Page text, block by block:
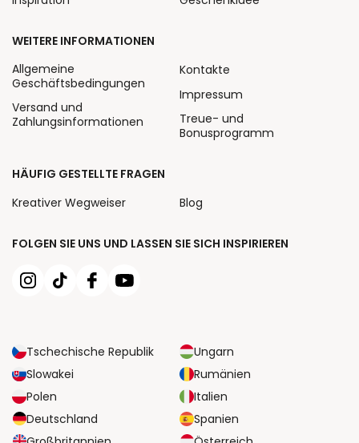
FOLGEN SIE UNS UND LASSEN SIE SICH INSPIRIEREN
Tschechische Republik
Ungarn
Slowakei
Rumänien
Polen
Italien
Deutschland
Spanien
WEITERE INFORMATIONEN
Allgemeine
Geschäftsbedingungen
Versand und
Zahlungsinformationen
Kontakte
Impressum
Treue- und
Bonusprogramm
HÄUFIG GESTELLTE FRAGEN
Kreativer Wegweiser
Blog